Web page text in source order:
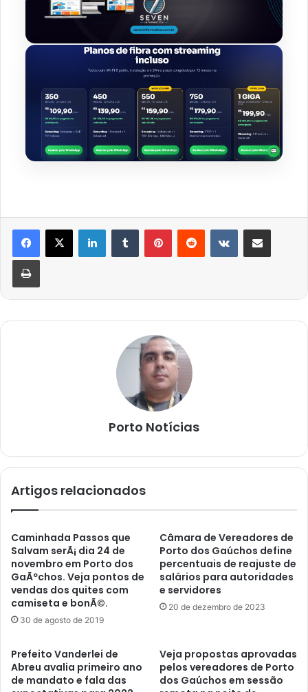
LinkedinTumblr PinterestReddit VK Compartilhar via e-mail
Imprimir
Porto Notícias
Artigos relacionados
Caminhada Passos que
Salvam serÃ¡ dia 24 de
novembro em Porto dos
GaÃºchos. Veja pontos de
vendas dos quites com
camiseta e bonÃ©.
30 de agosto de 2019
Câmara de Vereadores de
Porto dos Gaúchos define
percentuais de reajuste de
salários para autoridades
e servidores
20 de dezembro de 2023
Prefeito Vanderlei de
Abreu avalia primeiro ano
de mandato e fala das
Veja propostas aprovadas
pelos vereadores de Porto
dos Gaúchos em sessão